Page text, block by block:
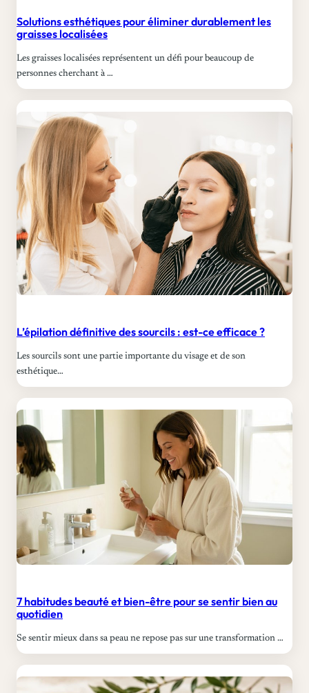
Solutions esthétiques pour éliminer durablement les
graisses localisées
Les graisses localisées représentent un défi pour beaucoup de
personnes cherchant à …
L’épilation définitive des sourcils : est-ce efficace ?
Les sourcils sont une partie importante du visage et de son
esthétique…
7 habitudes beauté et bien-être pour se sentir bien au
quotidien
Se sentir mieux dans sa peau ne repose pas sur une transformation …